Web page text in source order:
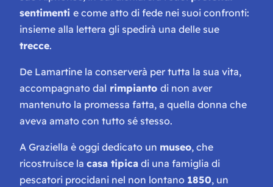
sentimenti e come atto di fede nei suoi confronti:
insieme alla lettera gli spedirà una delle sue
trecce.
De Lamartine la conserverà per tutta la sua vita,
accompagnato dal rimpianto di non aver
mantenuto la promessa fatta, a quella donna che
aveva amato con tutto sé stesso.
A Graziella è oggi dedicato un museo, che
ricostruisce la casa tipica di una famiglia di
pescatori procidani nel non lontano 1850, un